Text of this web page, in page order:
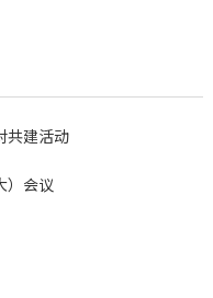
共建活动
）会议